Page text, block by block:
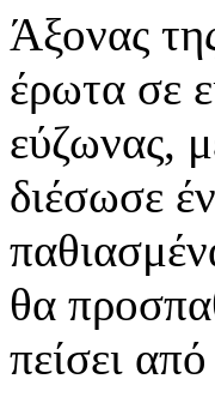
Άξονας
έρωτα σε
εύζωνας,
διέσωσε
θα
πείσει